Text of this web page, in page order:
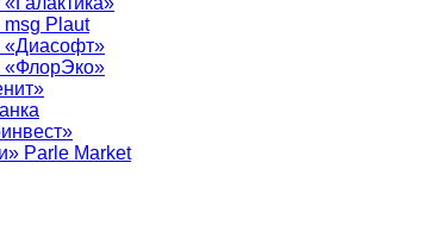
msg Plaut
«Диасофт»
«ФлорЭко»
Parle Market